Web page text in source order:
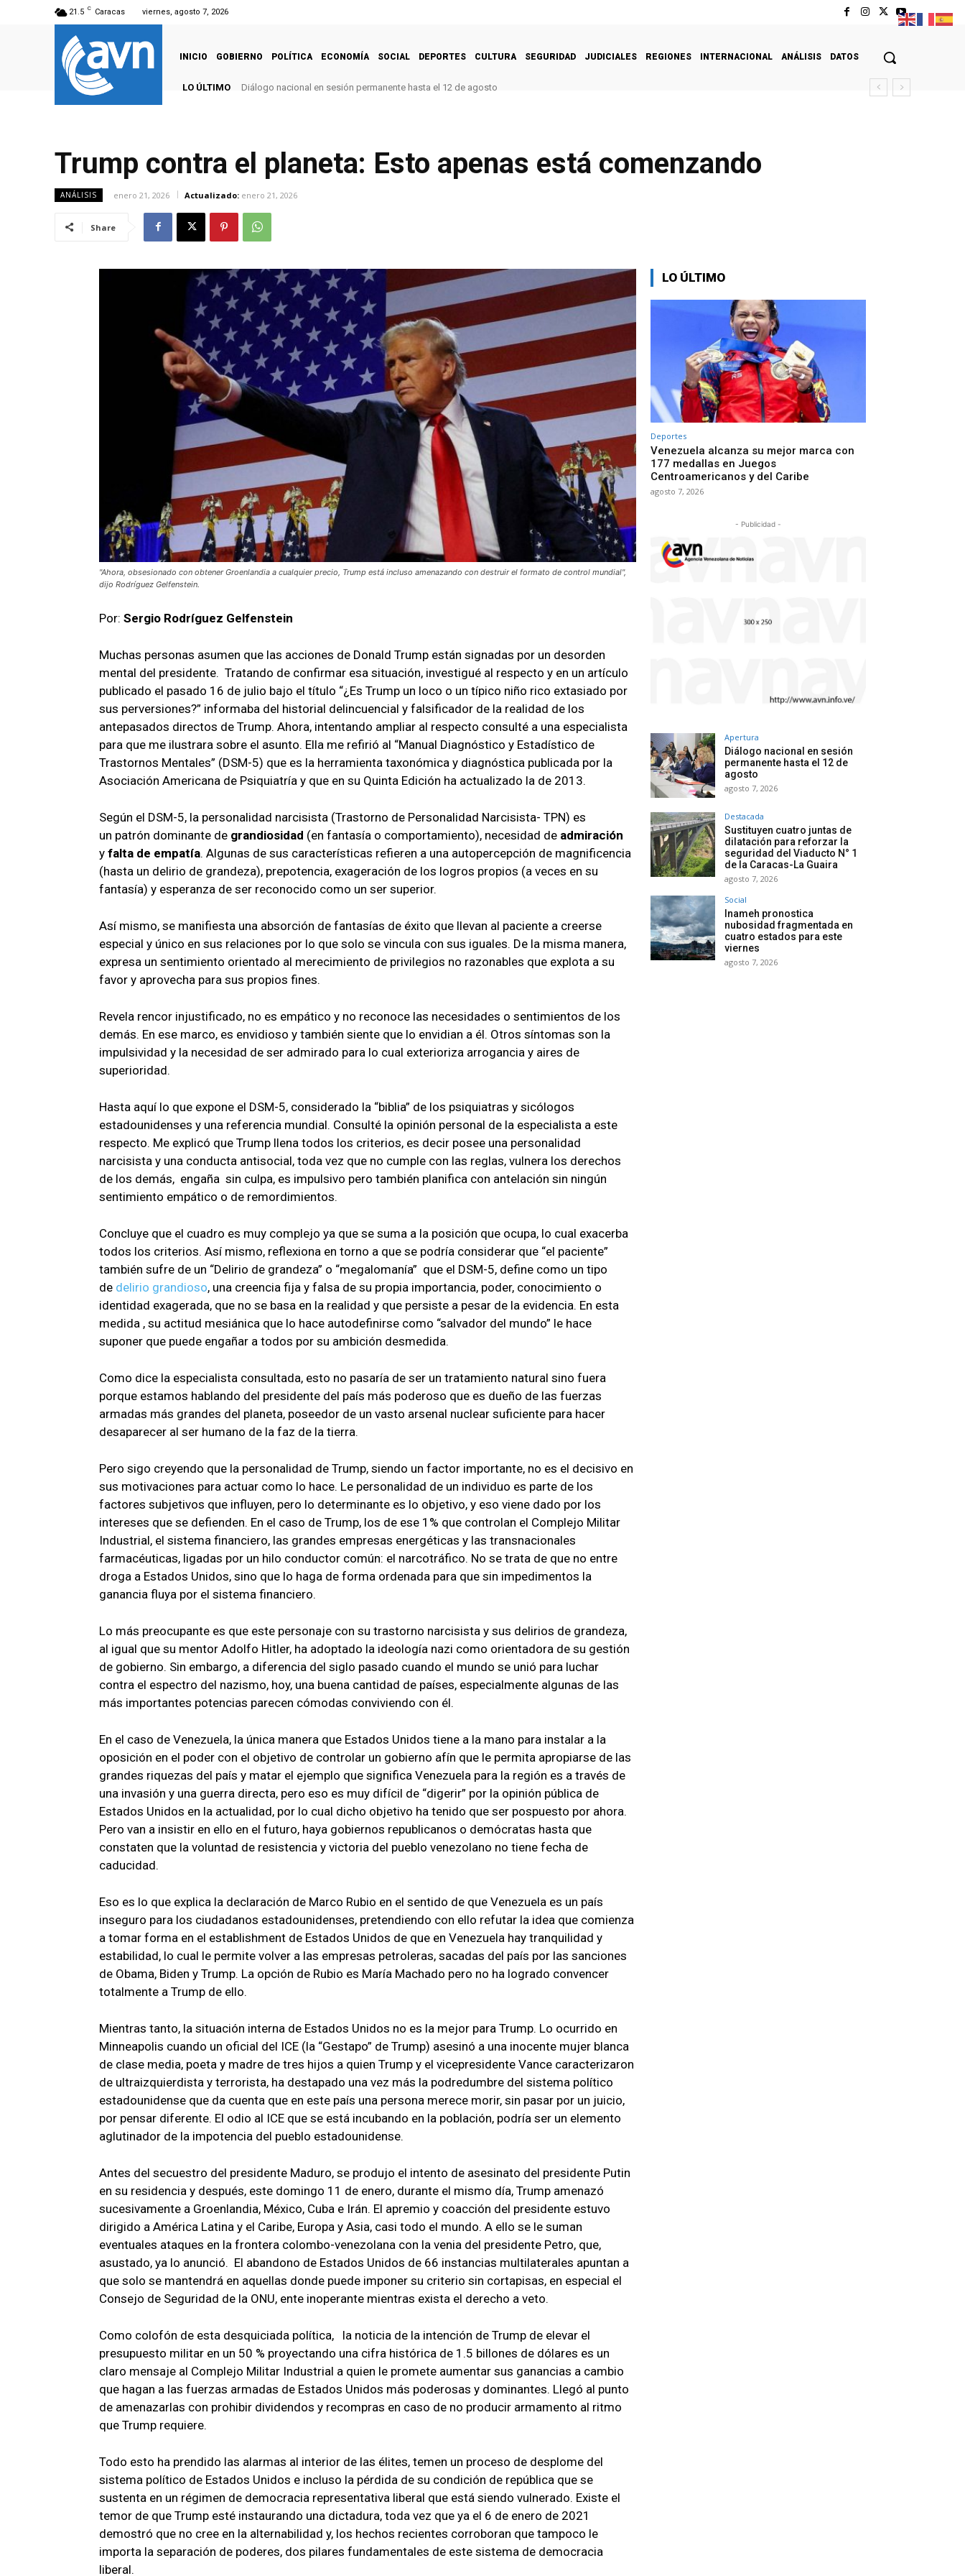
21.5 C Caracas viernes, agosto 7, 2026
INICIO GOBIERNO POLÍTICA ECONOMÍA SOCIAL DEPORTES CULTURA SEGURIDAD JUDICIALES REGIONES INTERNACIONAL ANÁLISIS DATOS
LO ÚLTIMO Diálogo nacional en sesión permanente hasta el 12 de agosto
Sustituyen cuatro juntas de dilatación para reforzar la seguridad del Viaducto N° 1 de la Caracas-La Guaira
Trump contra el planeta: Esto apenas está comenzando
ANÁLISIS enero 21, 2026 Actualizado: enero 21, 2026
Share
"Ahora, obsesionado con obtener Groenlandia a cualquier precio, Trump está incluso amenazando con destruir el formato de control mundial",
dijo Rodríguez Gelfenstein.
Por: Sergio Rodríguez Gelfenstein
Muchas personas asumen que las acciones de Donald Trump están signadas por un desorden
mental del presidente. Tratando de confirmar esa situación, investigué al respecto y en un artículo
publicado el pasado 16 de julio bajo el título “¿Es Trump un loco o un típico niño rico extasiado por
sus perversiones?” informaba del historial delincuencial y falsificador de la realidad de los
antepasados directos de Trump. Ahora, intentando ampliar al respecto consulté a una especialista
para que me ilustrara sobre el asunto. Ella me refirió al “Manual Diagnóstico y Estadístico de
Trastornos Mentales” (DSM-5) que es la herramienta taxonómica y diagnóstica publicada por la
Asociación Americana de Psiquiatría y que en su Quinta Edición ha actualizado la de 2013.
Según el DSM-5, la personalidad narcisista (Trastorno de Personalidad Narcisista- TPN) es
un patrón dominante de grandiosidad (en fantasía o comportamiento), necesidad de admiración
y falta de empatía. Algunas de sus características refieren a una autopercepción de magnificencia
(hasta un delirio de grandeza), prepotencia, exageración de los logros propios (a veces en su
fantasía) y esperanza de ser reconocido como un ser superior.
Así mismo, se manifiesta una absorción de fantasías de éxito que llevan al paciente a creerse
especial y único en sus relaciones por lo que solo se vincula con sus iguales. De la misma manera,
expresa un sentimiento orientado al merecimiento de privilegios no razonables que explota a su
favor y aprovecha para sus propios fines.
Revela rencor injustificado, no es empático y no reconoce las necesidades o sentimientos de los
demás. En ese marco, es envidioso y también siente que lo envidian a él. Otros síntomas son la
impulsividad y la necesidad de ser admirado para lo cual exterioriza arrogancia y aires de
superioridad.
Hasta aquí lo que expone el DSM-5, considerado la “biblia” de los psiquiatras y sicólogos
estadounidenses y una referencia mundial. Consulté la opinión personal de la especialista a este
respecto. Me explicó que Trump llena todos los criterios, es decir posee una personalidad
narcisista y una conducta antisocial, toda vez que no cumple con las reglas, vulnera los derechos
de los demás, engaña sin culpa, es impulsivo pero también planifica con antelación sin ningún
sentimiento empático o de remordimientos.
Concluye que el cuadro es muy complejo ya que se suma a la posición que ocupa, lo cual exacerba
todos los criterios. Así mismo, reflexiona en torno a que se podría considerar que “el paciente”
también sufre de un “Delirio de grandeza” o “megalomanía” que el DSM-5, define como un tipo
de delirio grandioso, una creencia fija y falsa de su propia importancia, poder, conocimiento o
identidad exagerada, que no se basa en la realidad y que persiste a pesar de la evidencia. En esta
medida , su actitud mesiánica que lo hace autodefinirse como “salvador del mundo” le hace
suponer que puede engañar a todos por su ambición desmedida.
Como dice la especialista consultada, esto no pasaría de ser un tratamiento natural sino fuera
porque estamos hablando del presidente del país más poderoso que es dueño de las fuerzas
armadas más grandes del planeta, poseedor de un vasto arsenal nuclear suficiente para hacer
desaparecer al ser humano de la faz de la tierra.
Pero sigo creyendo que la personalidad de Trump, siendo un factor importante, no es el decisivo en
sus motivaciones para actuar como lo hace. Le personalidad de un individuo es parte de los
factores subjetivos que influyen, pero lo determinante es lo objetivo, y eso viene dado por los
intereses que se defienden. En el caso de Trump, los de ese 1% que controlan el Complejo Militar
Industrial, el sistema financiero, las grandes empresas energéticas y las transnacionales
farmacéuticas, ligadas por un hilo conductor común: el narcotráfico. No se trata de que no entre
droga a Estados Unidos, sino que lo haga de forma ordenada para que sin impedimentos la
ganancia fluya por el sistema financiero.
Lo más preocupante es que este personaje con su trastorno narcisista y sus delirios de grandeza,
al igual que su mentor Adolfo Hitler, ha adoptado la ideología nazi como orientadora de su gestión
de gobierno. Sin embargo, a diferencia del siglo pasado cuando el mundo se unió para luchar
contra el espectro del nazismo, hoy, una buena cantidad de países, especialmente algunas de las
más importantes potencias parecen cómodas conviviendo con él.
En el caso de Venezuela, la única manera que Estados Unidos tiene a la mano para instalar a la
oposición en el poder con el objetivo de controlar un gobierno afín que le permita apropiarse de las
grandes riquezas del país y matar el ejemplo que significa Venezuela para la región es a través de
una invasión y una guerra directa, pero eso es muy difícil de “digerir” por la opinión pública de
Estados Unidos en la actualidad, por lo cual dicho objetivo ha tenido que ser pospuesto por ahora.
Pero van a insistir en ello en el futuro, haya gobiernos republicanos o demócratas hasta que
constaten que la voluntad de resistencia y victoria del pueblo venezolano no tiene fecha de
caducidad.
Eso es lo que explica la declaración de Marco Rubio en el sentido de que Venezuela es un país
inseguro para los ciudadanos estadounidenses, pretendiendo con ello refutar la idea que comienza
a tomar forma en el establishment de Estados Unidos de que en Venezuela hay tranquilidad y
estabilidad, lo cual le permite volver a las empresas petroleras, sacadas del país por las sanciones
de Obama, Biden y Trump. La opción de Rubio es María Machado pero no ha logrado convencer
totalmente a Trump de ello.
Mientras tanto, la situación interna de Estados Unidos no es la mejor para Trump. Lo ocurrido en
Minneapolis cuando un oficial del ICE (la “Gestapo” de Trump) asesinó a una inocente mujer blanca
de clase media, poeta y madre de tres hijos a quien Trump y el vicepresidente Vance caracterizaron
de ultraizquierdista y terrorista, ha destapado una vez más la podredumbre del sistema político
estadounidense que da cuenta que en este país una persona merece morir, sin pasar por un juicio,
por pensar diferente. El odio al ICE que se está incubando en la población, podría ser un elemento
aglutinador de la impotencia del pueblo estadounidense.
Antes del secuestro del presidente Maduro, se produjo el intento de asesinato del presidente Putin
en su residencia y después, este domingo 11 de enero, durante el mismo día, Trump amenazó
sucesivamente a Groenlandia, México, Cuba e Irán. El apremio y coacción del presidente estuvo
dirigido a América Latina y el Caribe, Europa y Asia, casi todo el mundo. A ello se le suman
eventuales ataques en la frontera colombo-venezolana con la venia del presidente Petro, que,
asustado, ya lo anunció. El abandono de Estados Unidos de 66 instancias multilaterales apuntan a
que solo se mantendrá en aquellas donde puede imponer su criterio sin cortapisas, en especial el
Consejo de Seguridad de la ONU, ente inoperante mientras exista el derecho a veto.
Como colofón de esta desquiciada política, la noticia de la intención de Trump de elevar el
presupuesto militar en un 50 % proyectando una cifra histórica de 1.5 billones de dólares es un
claro mensaje al Complejo Militar Industrial a quien le promete aumentar sus ganancias a cambio
que hagan a las fuerzas armadas de Estados Unidos más poderosas y dominantes. Llegó al punto
de amenazarlas con prohibir dividendos y recompras en caso de no producir armamento al ritmo
que Trump requiere.
Todo esto ha prendido las alarmas al interior de las élites, temen un proceso de desplome del
sistema político de Estados Unidos e incluso la pérdida de su condición de república que se
sustenta en un régimen de democracia representativa liberal que está siendo vulnerado. Existe el
temor de que Trump esté instaurando una dictadura, toda vez que ya el 6 de enero de 2021
demostró que no cree en la alternabilidad y, los hechos recientes corroboran que tampoco le
importa la separación de poderes, dos pilares fundamentales de este sistema de democracia
liberal.
LO ÚLTIMO
Deportes
Venezuela alcanza su mejor marca con
177 medallas en Juegos
Centroamericanos y del Caribe
agosto 7, 2026
- Publicidad -
Apertura
Diálogo nacional en sesión
permanente hasta el 12 de
agosto
agosto 7, 2026
Destacada
Sustituyen cuatro juntas de
dilatación para reforzar la
seguridad del Viaducto N° 1
de la Caracas-La Guaira
agosto 7, 2026
Social
Inameh pronostica
nubosidad fragmentada en
cuatro estados para este
viernes
agosto 7, 2026